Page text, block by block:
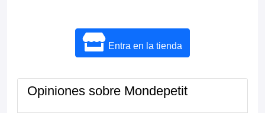
Entra en la tienda
Opiniones sobre Mondepetit